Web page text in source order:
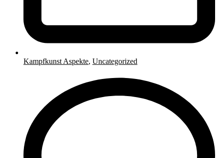
Kampfkunst Aspekte, Uncategorized